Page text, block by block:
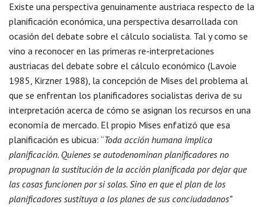
Existe una perspectiva genuinamente austriaca respecto de la
planificación económica, una perspectiva desarrollada con
ocasión del debate sobre el cálculo socialista. Tal y como se
vino a reconocer en las primeras re-interpretaciones
austriacas del debate sobre el cálculo económico (Lavoie
1985, Kirzner 1988), la concepción de Mises del problema al
que se enfrentan los planificadores socialistas deriva de su
interpretación acerca de cómo se asignan los recursos en una
economía de mercado. El propio Mises enfatizó que esa
planificación es ubicua: “Toda acción humana implica
planificación. Quienes se autodenominan planificadores no
propugnan la sustitución de la acción planificada por dejar que
las cosas funcionen por si solas. Sino en que el plan de los
planificadores sustituya a los planes de sus conciudadanos”